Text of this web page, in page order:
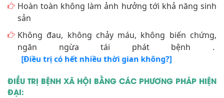
Hoàn toàn không làm ảnh hưởng tới khả năng sinh
sản
Không đau, không chảy máu, không biến chứng,
ngăn ngừa tái phát bệnh .
[Điều trị có hết nhiều thời gian không?]
ĐIỀU TRỊ BỆNH XÃ HỘI BẰNG CÁC PHƯƠNG PHÁP HIỆN
ĐẠI: